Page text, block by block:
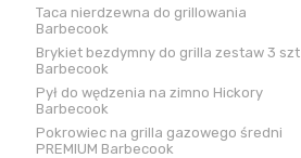
Taca nierdzewna do grillowania
Barbecook
Brykiet bezdymny do grilla zestaw 3 szt
Barbecook
Pył do wędzenia na zimno Hickory
Barbecook
Pokrowiec na grilla gazowego średni
PREMIUM Barbecook